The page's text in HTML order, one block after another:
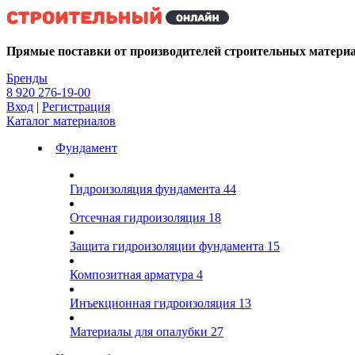
Kg
Прямые поставки от производителей строительных
Бренды
8 920 276-19-00
Вход | Регистрация
Каталог материалов
Фундамент
Гидроизоляция фундамента 44
Отсечная гидроизоляция 18
Защита гидроизоляции фундамента 15
Композитная арматура 4
Инъекционная гидроизоляция 13
Материалы для опалубки 27